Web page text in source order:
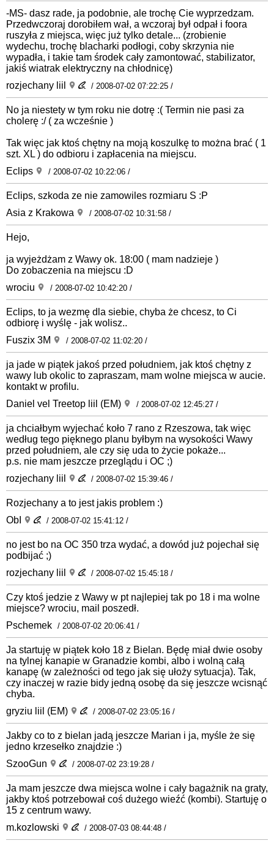
-MS- dasz rade, ja podobnie, ale trochę Cie wyprzedzam.
Przedwczoraj dorobiłem wał, a wczoraj był odpał i foora
ruszyła z miejsca, więc już tylko detale... (zrobienie
wydechu, trochę blacharki podłogi, coby skrzynia nie
wypadła, i takie tam środek cały zamontować, stabilizator,
jakiś wiatrak elektryczny na chłodnicę)
rozjechany liil
/ 2008-07-02 07:22:25 /
No ja niestety w tym roku nie dotrę :( Termin nie pasi za
cholerę :/ ( za wcześnie )
Tak więc jak ktoś chętny na moją koszulkę to można brać ( 1
szt. XL ) do odbioru i zapłacenia na miejscu.
Eclips
/ 2008-07-02 10:22:06 /
Eclips, szkoda ze nie zamowiles rozmiaru S :P
Asia z Krakowa
/ 2008-07-02 10:31:58 /
Hejo,
ja wyjeżdżam z Wawy ok. 18:00 ( mam nadzieje )
Do zobaczenia na miejscu :D
wrociu
/ 2008-07-02 10:42:20 /
Eclips, to ja wezmę dla siebie, chyba że chcesz, to Ci
odbiorę i wyślę - jak wolisz..
Fuszix 3M
/ 2008-07-02 11:02:20 /
ja jade w piątek jakoś przed południem, jak ktoś chętny z
wawy lub okolic to zapraszam, mam wolne miejsca w aucie.
kontakt w profilu.
Daniel vel Treetop liil (EM)
/ 2008-07-02 12:45:27 /
ja chciałbym wyjechać koło 7 rano z Rzeszowa, tak więc
według tego pięknego planu byłbym na wysokości Wawy
przed południem, ale czy się uda to życie pokaże...
p.s. nie mam jeszcze przeglądu i OC ;)
rozjechany liil
/ 2008-07-02 15:39:46 /
Rozjechany a to jest jakis problem :)
ObI
/ 2008-07-02 15:41:12 /
no jest bo na OC 350 trza wydać, a dowód już pojechał się
podbijać ;)
rozjechany liil
/ 2008-07-02 15:45:18 /
Czy ktoś jedzie z Wawy w pt najlepiej tak po 18 i ma wolne
miejsce? wrociu, mail poszedł.
Pschemek / 2008-07-02 20:06:41 /
Ja startuję w piątek koło 18 z Bielan. Będę miał dwie osoby
na tylnej kanapie w Granadzie kombi, albo i wolną całą
kanapę (w zależności od tego jak się ułoży sytuacja). Tak,
czy inaczej w razie bidy jedną osobę da się jeszcze wcisnąć
chyba.
gryziu liil (EM)
/ 2008-07-02 23:05:16 /
Jakby co to z bielan jadą jeszcze Marian i ja, myśle że się
jedno krzesełko znajdzie :)
SzooGun
/ 2008-07-02 23:19:28 /
Ja mam jeszcze dwa miejsca wolne i cały bagażnik na graty,
jakby ktoś potrzebował coś dużego wieźć (kombi). Startuję o
15 z centrum wawy.
m.kozlowski
/ 2008-07-03 08:44:48 /